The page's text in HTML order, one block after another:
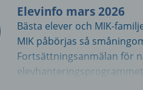
Elevinfo mars 2026
Bästa elever och MIK-
MIK påbörjas så
Fortsättningsanmälan för